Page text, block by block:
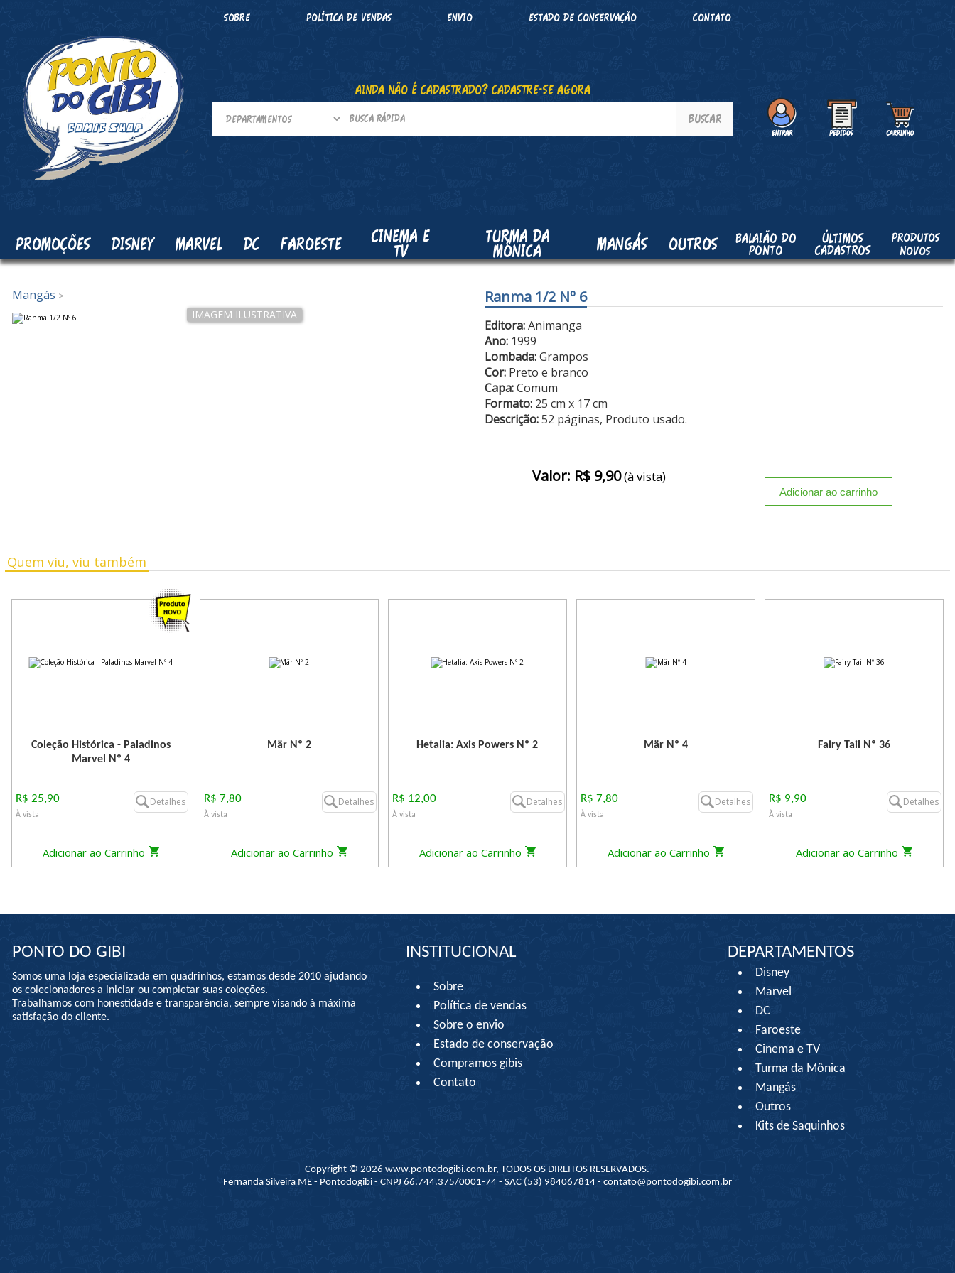
SOBRE POLÍTICA DE VENDAS ENVIO ESTADO DE CONSERVAÇÃO CONTATO
AINDA NÃO É CADASTRADO? CADASTRE-SE AGORA
PROMOÇÕES DISNEY MARVEL DC FAROESTE CINEMA E
TV
TURMA DA
MÔNICA MANGÁS OUTROS BALAIÃO DO
PONTO
ÚLTIMOS
CADASTROS
PRODUTOS
NOVOS
Mangás > Ranma 1/2 Nº 6
Editora:Animanga
Ano:1999
Lombada:Grampos
Cor:Preto e branco
Capa:Comum
Formato:25 cm x 17 cm
Descrição:52 páginas, Produto usado.
Valor: R$ 9,90(à vista)
Quem viu, viu também
Coleção Histórica - Paladinos
Marvel Nº 4
R$ 25,90
À vista
Detalhes
Adicionar ao Carrinho
Mär Nº 2
R$ 7,80
À vista
Detalhes
Adicionar ao Carrinho
Hetalia: Axis Powers Nº 2
R$ 12,00
À vista
Detalhes
Adicionar ao Carrinho
Mär Nº 4
R$ 7,80
À vista
Detalhes
Adicionar ao Carrinho
Fairy Tail Nº 36
R$ 9,90
À vista
Detalhes
Adicionar ao Carrinho
PONTO DO GIBI
Somos uma loja especializada em quadrinhos, estamos desde 2010 ajudando
os colecionadores a iniciar ou completar suas coleções.
Trabalhamos com honestidade e transparência, sempre visando à máxima
satisfação do cliente.
INSTITUCIONAL
Sobre
Política de vendas
Sobre o envio
Estado de conservação
Compramos gibis
Contato
DEPARTAMENTOS
Disney
Marvel
DC
Faroeste
Cinema e TV
Turma da Mônica
Mangás
Outros
Kits de Saquinhos
Copyright © 2026 www.pontodogibi.com.br, TODOS OS DIREITOS RESERVADOS.
Fernanda Silveira ME - Pontodogibi - CNPJ 66.744.375/0001-74 - SAC (53) 984067814 - contato@pontodogibi.com.br